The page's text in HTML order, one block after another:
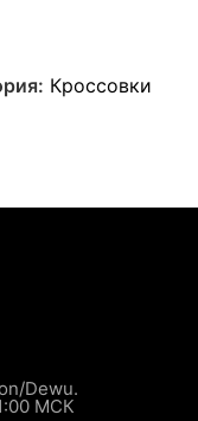
Кроссовки
Dewu.
МСК